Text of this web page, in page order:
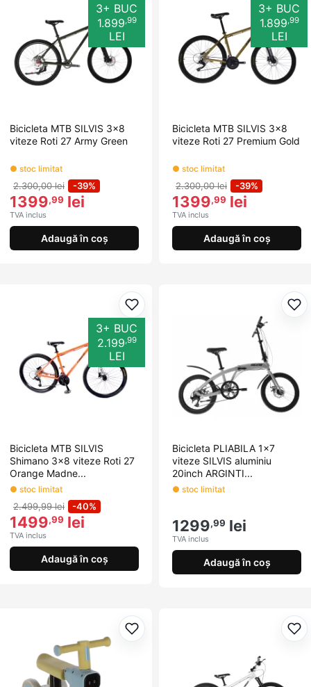
3+ BUC
1.899 ,99
LEI
Bicicleta MTB SILVIS 3x8
viteze Roti 27 Army Green
● stoc limitat
2.300,00 lei -39%
1399,99 lei
TVA inclus
Adaugă în coș
3+ BUC
1.899 ,99
LEI
Bicicleta MTB SILVIS 3x8
viteze Roti 27 Premium Gold
● stoc limitat
2.300,00 lei -39%
1399,99 lei
TVA inclus
Adaugă în coș
Adaugă la favorite
3+ BUC
2.199,99
LEI
Bicicleta MTB SILVIS
Shimano 3x8 viteze Roti 27
Orange Madne...
● stoc limitat
2.499,99 lei -40%
1499,99 lei
TVA inclus
Adaugă în coș
Bicicleta PLIABILA 1x7
viteze SILVIS aluminiu
20inch ARGINTI...
● stoc limitat
1299,99 lei
TVA inclus
Adaugă în coș
Adaugă la favorite